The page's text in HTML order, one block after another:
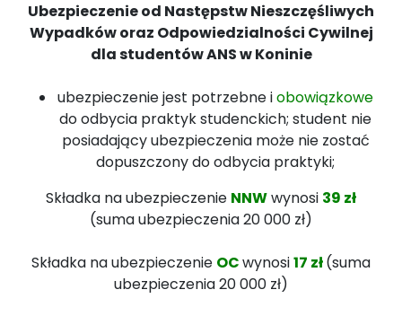
Ubezpieczenie od Następstw Nieszczęśliwych
Wypadków oraz Odpowiedzialności Cywilnej
dla studentów ANS w Koninie
ubezpieczenie jest potrzebne iobowiązkowe
do odbycia praktyk studenckich; student nie
posiadający ubezpieczenia może nie zostać
dopuszczony do odbycia praktyki;
Składka na ubezpieczenie NNWwynosi 39 zł
(suma ubezpieczenia 20 000 zł)
Składka na ubezpieczenie OCwynosi17 zł(suma
ubezpieczenia 20 000 zł)